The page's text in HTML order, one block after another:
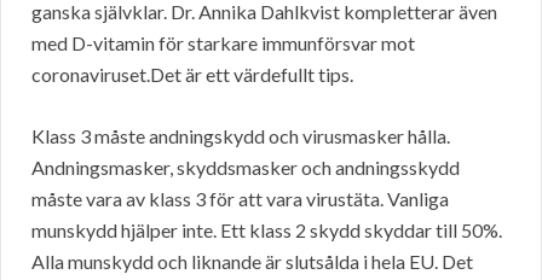
ganska självklar. Dr. Annika Dahlkvist kompletterar även
med D-vitamin för starkare immunförsvar mot
coronaviruset.Det är ett värdefullt tips.
Klass 3 måste andningskydd och virusmasker hålla.
Andningsmasker, skyddsmasker och andningsskydd
måste vara av klass 3 för att vara virustäta. Vanliga
munskydd hjälper inte. Ett klass 2 skydd skyddar till 50%.
Alla munskydd och liknande är slutsålda i hela EU. Det